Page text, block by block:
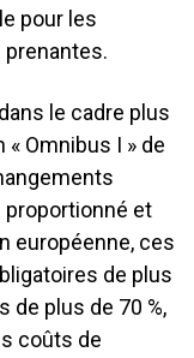
pour les
le cadre plus
« Omnibus I » de
proportionné et
européenne, ces
de plus
de plus de 70 %,
coûts de